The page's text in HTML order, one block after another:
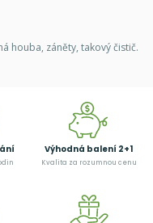
houba, záněty, takový čistič.
Výhodná balení 2+1
Kvalita za rozumnou cenu